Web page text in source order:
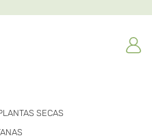
SECAS